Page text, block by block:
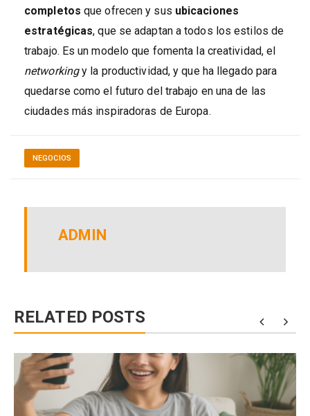
completos que ofrecen y sus ubicaciones
estratégicas, que se adaptan a todos los estilos de
trabajo. Es un modelo que fomenta la creatividad, el
networkingy la productividad, y que ha llegado para
quedarse como el futuro del trabajo en una de las
ciudades más inspiradoras de Europa.
NEGOCIOS
ADMIN
RELATED POSTS